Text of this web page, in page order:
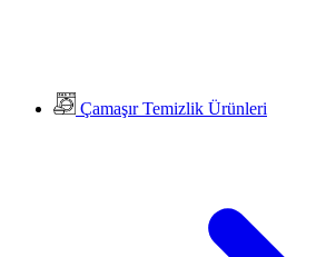
Çamaşır Temizlik Ürünleri